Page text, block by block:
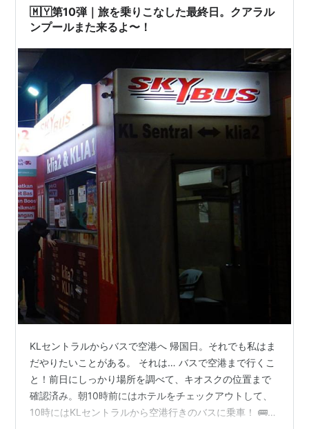
アジアのハブ空港…
🇲🇾第10弾｜旅を乗りこなした最終日。クアラル
ンプールまた来るよ〜！
KLセントラルからバスで空港へ 帰国日。それでも私はま
だやりたいことがある。 それは… バスで空港まで行くこ
と！前日にしっかり場所を調べて、キオスクの位置まで
確認済み。朝10時前にはホテルをチェックアウトして、
10時にはKLセントラルから空港行きのバスに乗車！ 🚌